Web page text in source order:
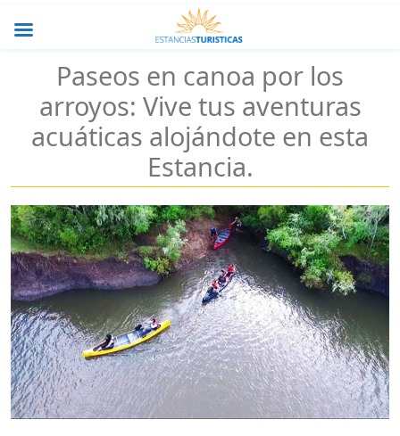
Paseos en canoa por los
arroyos: Vive tus aventuras
acuáticas alojándote en esta
Estancia.